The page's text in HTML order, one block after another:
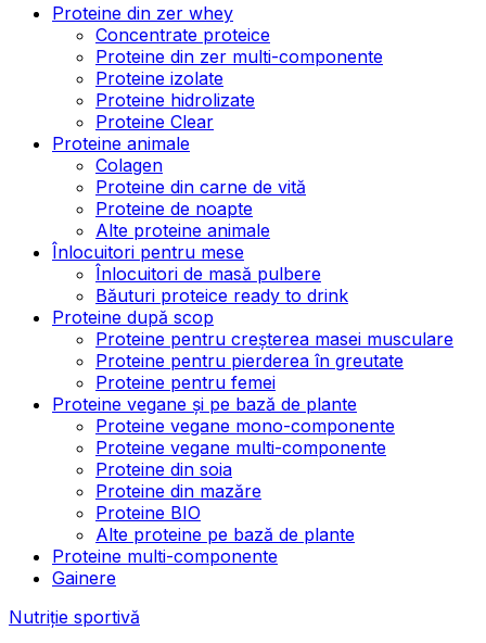
Proteine din zer whey
Concentrate proteice
Proteine din zer multi-componente
Proteine izolate
Proteine hidrolizate
Proteine Clear
Proteine animale
Colagen
Proteine din carne de vită
Proteine de noapte
Alte proteine animale
Înlocuitori pentru mese
Înlocuitori de masă pulbere
Băuturi proteice ready to drink
Proteine după scop
Proteine pentru creșterea masei musculare
Proteine pentru pierderea în greutate
Proteine pentru femei
Proteine vegane și pe bază de plante
Proteine vegane mono-componente
Proteine vegane multi-componente
Proteine din soia
Proteine din mazăre
Proteine BIO
Alte proteine pe bază de plante
Proteine multi-componente
Gainere
Nutriție sportivă